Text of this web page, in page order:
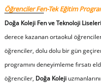
Öğrenciler Fen-Tek Eğitim
Doğa Koleji Fen ve Teknoloji
derece kazanan ortaokul
öğrenciler, dolu dolu bir gün
programını deneyimleme fırsatı
öğrenciler, Doğa Koleji